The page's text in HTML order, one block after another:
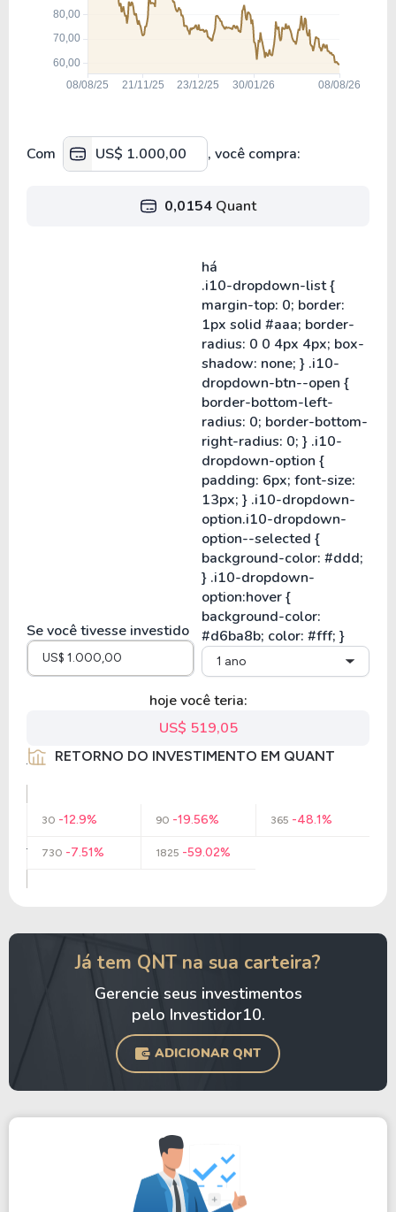
Com , você compra:
0,0154 Quant
Se você tivesse investido
há
1 ano
hoje você teria:
US$ 519,05
RETORNO DO INVESTIMENTO EM QUANT
30 -12.9% 90 -19.56% 365 -48.1%
730 -7.51% 1825 -59.02%
Já tem QNT na sua carteira?
Gerencie seus investimentos
pelo Investidor10.
ADICIONAR QNT